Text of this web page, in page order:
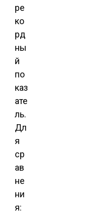
ре
ко
рд
ны
й
по
каз
ате
ль.
Дл
я
ср
ав
не
ни
я: